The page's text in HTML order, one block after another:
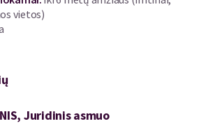
vietos)
Juridinis asmuo